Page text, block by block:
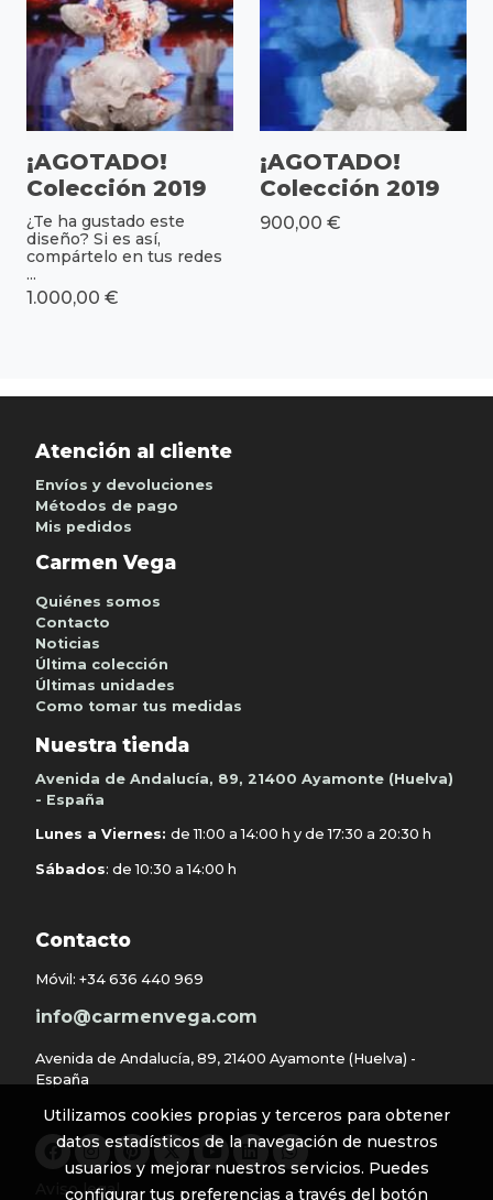
¡AGOTADO!
Colección 2019
¿Te ha gustado este
diseño? Si es así,
compártelo en tus redes
...
1.000,00 €
¡AGOTADO!
Colección 2019
900,00 €
Atención al cliente
Envíos y devoluciones
Métodos de pago
Mis pedidos
Carmen Vega
Quiénes somos
Contacto
Noticias
Última colección
Últimas unidades
Como tomar tus medidas
Nuestra tienda
Avenida de Andalucía, 89, 21400 Ayamonte (Huelva)
- España
Lunes a Viernes: de 11:00 a 14:00 h y de 17:30 a 20:30 h
Sábados: de 10:30 a 14:00 h
Contacto
Móvil: +34 636 440 969
info@carmenvega.com
Avenida de Andalucía, 89, 21400 Ayamonte (Huelva) -
España
Aviso legal
Utilizamos cookies propias y terceros para obtener
datos estadísticos de la navegación de nuestros
usuarios y mejorar nuestros servicios. Puedes
configurar tus preferencias a través del botón